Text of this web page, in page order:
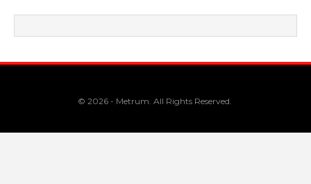
© 2026 - Metrum. All Rights Reserved.